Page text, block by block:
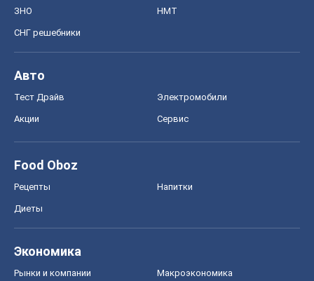
ЗНО НМТ
СНГ решебники
Авто
Тест Драйв Электромобили
Акции Сервис
Food Oboz
Рецепты Напитки
Диеты
Экономика
Рынки и компании Mакроэкономика